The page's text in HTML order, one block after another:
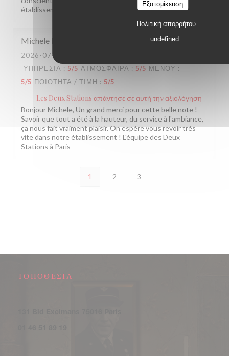
Εξατομίκευση
Πολιτική απορρήτου
undefined
établissement. L'équipe des Deux Stations
Michele D
2026-07-27
ΥΠΗΡΕΣΊΑ : 5/5 ΑΤΜΌΣΦΑΙΡΑ : 5/5 ΜΕΝΟΎ :
5/5 ΠΟΙΌΤΗΤΑ / ΤΙΜΉ : 5/5
Les Deux Stations απάντησε σε αυτή την αξιολόγηση
Bonjour Michele, Un grand merci pour cette belle note !
Savoir que tout a été à la hauteur, du service à l'ambiance,
ça nous fait vraiment plaisir. On espère vous revoir très
vite dans notre établissement ! L'équipe des Deux
Stations à Paris
1 2 3
ΤΟΠΟΘΕΣΊΑ